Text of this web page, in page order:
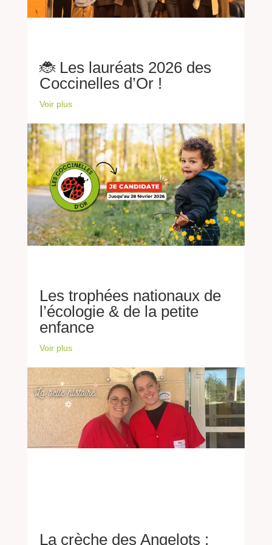
🐞 Les lauréats 2026 des
Coccinelles d’Or !
Voir plus
Les trophées nationaux de
l’écologie & de la petite
enfance
Voir plus
La crèche des Angelots :